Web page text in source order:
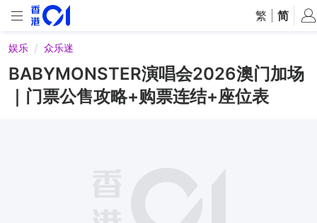
繁 简
娱乐 众乐迷
BABYMONSTER演唱会2026澳门加场
｜门票公售攻略+购票连结+座位表